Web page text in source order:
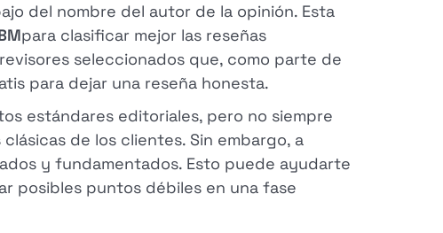
del nombre del autor de la opinión. Esta
para clasificar mejor las reseñas
seleccionados que, como parte de
para dejar una reseña honesta.
estándares editoriales, pero no siempre
de los clientes. Sin embargo, a
y fundamentados. Esto puede ayudarte
posibles puntos débiles en una fase